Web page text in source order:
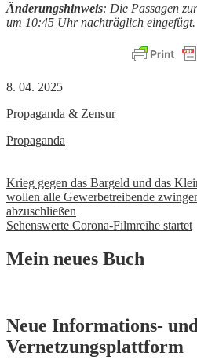
Änderungshinweis: Die Passagen
um 10:45 Uhr nachträglich eingefügt.
8. 04. 2025
Propaganda & Zensur
Propaganda
Beitrags-
Navigation
Krieg gegen das Bargeld und das
wollen alle Gewerbetreibende
abzuschließen
Sehenswerte Corona-Filmreihe startet
Mein neues Buch
Neue Informations- und
Vernetzungsplattform